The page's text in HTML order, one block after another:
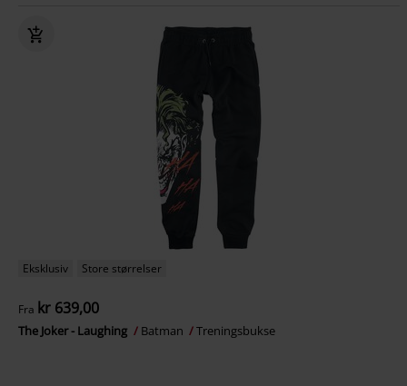
Eksklusiv Store størrelser
Fra kr 639,00
The Joker - Laughing Batman Treningsbukse